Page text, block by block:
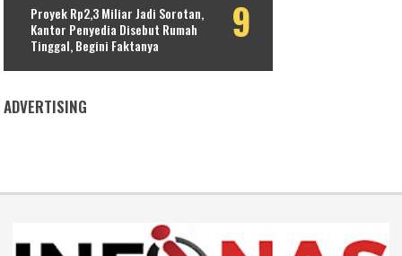
Proyek Rp2,3 Miliar Jadi Sorotan,
Kantor Penyedia Disebut Rumah
Tinggal, Begini Faktanya
ADVERTISING